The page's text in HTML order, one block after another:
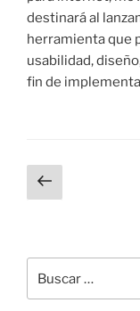
destinará al
herramienta que
usabilidad,
fin de
Paginación
de
Página
anterior
por: